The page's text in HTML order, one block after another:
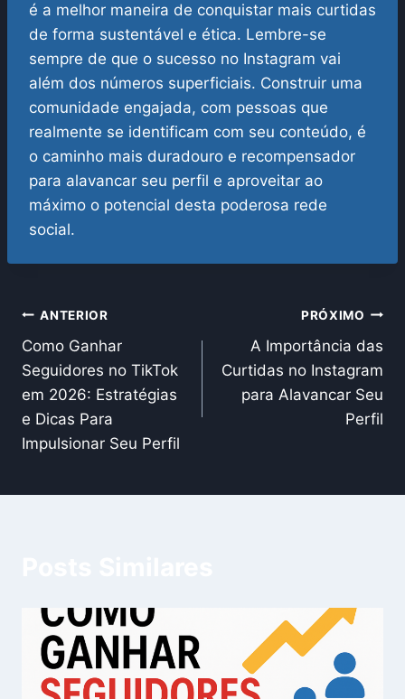
é a melhor maneira de conquistar mais curtidas
de forma sustentável e ética. Lembre-se
sempre de que o sucesso no Instagram vai
além dos números superficiais. Construir uma
comunidade engajada, com pessoas que
realmente se identificam com seu conteúdo, é
o caminho mais duradouro e recompensador
para alavancar seu perfil e aproveitar ao
máximo o potencial desta poderosa rede
social.
Navegação
de
Post
ANTERIOR
Como Ganhar
Seguidores no TikTok
em 2026: Estratégias
e Dicas Para
Impulsionar Seu Perfil
PRÓXIMO
A Importância das
Curtidas no Instagram
para Alavancar Seu
Perfil